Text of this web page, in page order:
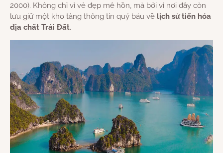
2000). Không chỉ vì vẻ đẹp mê hồn, mà bởi vì nơi đây còn
lưu giữ một kho tàng thông tin quý báu về lịch sử tiến hóa
địa chất Trái Đất.